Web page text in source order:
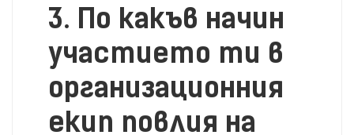
3. По какъв начин
участието ти в
организационния
екип повлия на